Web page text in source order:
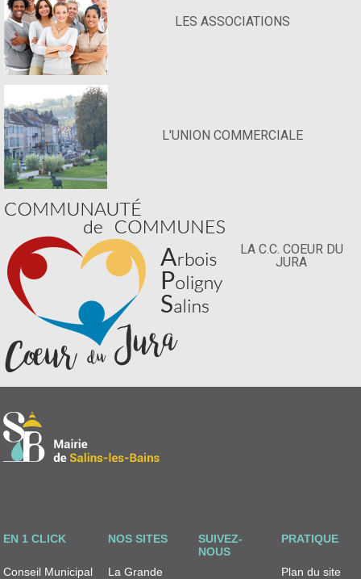
LES ASSOCIATIONS
L'UNION COMMERCIALE
LA C.C. COEUR DU
JURA
EN 1 CLICK
Conseil Municipal
NOS SITES
La Grande
SUIVEZ-
NOUS
PRATIQUE
Plan du site